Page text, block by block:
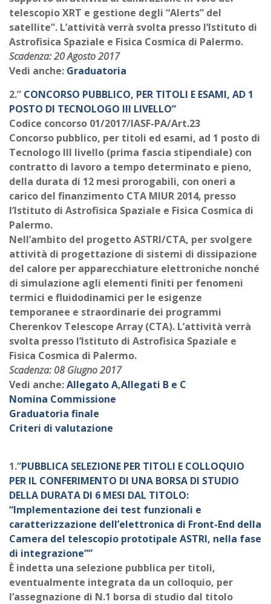
telescopio XRT e gestione degli “Alerts” del
satellite”. L’attività verrà svolta presso l’Istituto di
Astrofisica Spaziale e Fisica Cosmica di Palermo.
Scadenza: 20 Agosto 2017
Vedi anche: Graduatoria
2.” CONCORSO PUBBLICO, PER TITOLI E ESAMI, AD 1
POSTO DI TECNOLOGO III LIVELLO”
Codice concorso 01/2017/IASF-PA/Art.23
Concorso pubblico, per titoli ed esami, ad 1 posto di
Tecnologo III livello (prima fascia stipendiale) con
contratto di lavoro a tempo determinato e pieno,
della durata di 12 mesi prorogabili, con oneri a
carico del finanzimento CTA MIUR 2014, presso
l’Istituto di Astrofisica Spaziale e Fisica Cosmica di
Palermo.
Nell’ambito del progetto ASTRI/CTA, per svolgere
attività di progettazione di sistemi di dissipazione
del calore per apparecchiature elettroniche nonché
di simulazione agli elementi finiti per fenomeni
termici e fluidodinamici per le esigenze
temporanee e straordinarie dei programmi
Cherenkov Telescope Array (CTA). L’attività verrà
svolta presso l’Istituto di Astrofisica Spaziale e
Fisica Cosmica di Palermo.
Scadenza: 08 Giugno 2017
Vedi anche:Allegato A,Allegati B e C
Nomina Commissione
Graduatoria finale
Criteri di valutazione
1.”PUBBLICA SELEZIONE PER TITOLI E COLLOQUIO
PER IL CONFERIMENTO DI UNA BORSA DI STUDIO
DELLA DURATA DI 6 MESI DAL TITOLO:
“Implementazione dei test funzionali e
caratterizzazione dell’elettronica di Front-End della
Camera del telescopio prototipale ASTRI, nella fase
di integrazione””
È indetta una selezione pubblica per titoli,
eventualmente integrata da un colloquio, per
l’assegnazione di N.1 borsa di studio dal titolo